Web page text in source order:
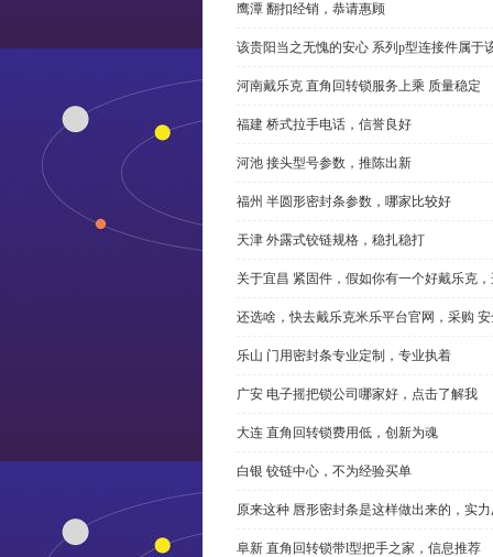
鹰潭 翻扣经销，恭请惠顾
该贵阳当之无愧的安心 系列p型连接件属于
河南戴乐克 直角回转锁服务上乘 质量稳定
福建 桥式拉手电话，信誉良好
河池 接头型号参数，推陈出新
福州 半圆形密封条参数，哪家比较好
天津 外露式铰链规格，稳扎稳打
关于宜昌 紧固件，假如你有一个好戴乐克
还选啥，快去戴乐克米乐平台官网，采购
乐山 门用密封条专业定制，专业执着
广安 电子摇把锁公司哪家好，点击了解我
大连 直角回转锁费用低，创新为魂
白银 铰链中心，不为经验买单
原来这种 唇形密封条是这样做出来的，实
阜新 直角回转锁带l型把手之家，信息推荐